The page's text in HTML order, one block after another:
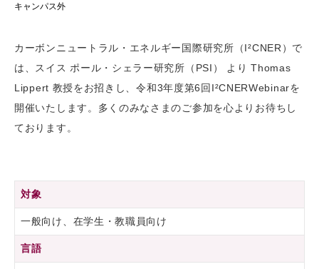
キャンパス外
カーボンニュートラル・エネルギー国際研究所（I²CNER）で
は、スイス ポール・シェラー研究所（PSI） より Thomas
Lippert 教授をお招きし、令和3年度第6回I²CNERWebinarを
開催いたします。多くのみなさまのご参加を心よりお待ちし
ております。
対象
一般向け、在学生・教職員向け
言語